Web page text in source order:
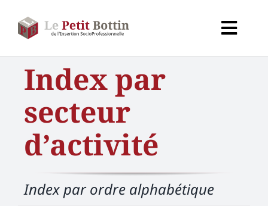
contenu
Types d’organismes
Organismes
Secteurs
Index par
secteur
d’activité
Index par ordre alphabétique